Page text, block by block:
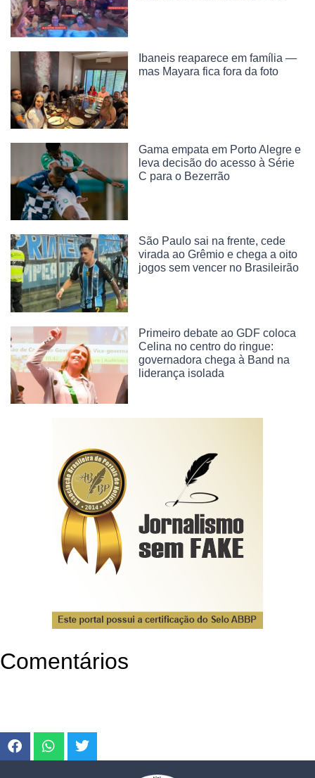
Ibaneis reaparece em família —
mas Mayara fica fora da foto
Gama empata em Porto Alegre e
leva decisão do acesso à Série
C para o Bezerrão
São Paulo sai na frente, cede
virada ao Grêmio e chega a oito
jogos sem vencer no Brasileirão
Primeiro debate ao GDF coloca
Celina no centro do ringue:
governadora chega à Band na
liderança isolada
Comentários